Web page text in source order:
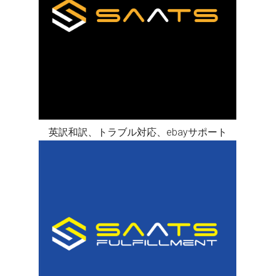
英訳和訳、トラブル対応、ebayサポート